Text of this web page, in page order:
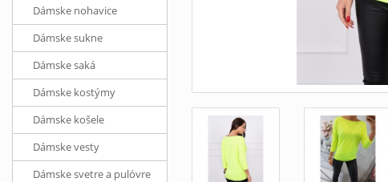
Dámske nohavice
Dámske sukne
Dámske saká
Dámske kostýmy
Dámske košele
Dámske vesty
Dámske svetre a pulóvre